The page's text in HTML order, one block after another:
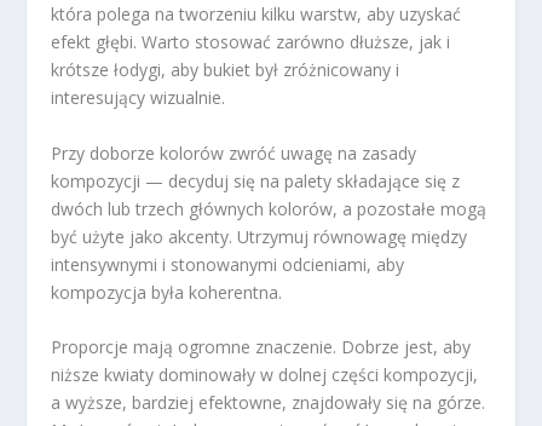
która polega na tworzeniu kilku warstw, aby uzyskać
efekt głębi. Warto stosować zarówno dłuższe, jak i
krótsze łodygi, aby bukiet był zróżnicowany i
interesujący wizualnie.
Przy doborze kolorów zwróć uwagę na zasady
kompozycji — decyduj się na palety składające się z
dwóch lub trzech głównych kolorów, a pozostałe mogą
być użyte jako akcenty. Utrzymuj równowagę między
intensywnymi i stonowanymi odcieniami, aby
kompozycja była koherentna.
Proporcje mają ogromne znaczenie. Dobrze jest, aby
niższe kwiaty dominowały w dolnej części kompozycji,
a wyższe, bardziej efektowne, znajdowały się na górze.